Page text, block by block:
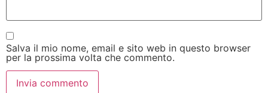
Salva il mio nome, email e sito web in questo browser
per la prossima volta che commento.